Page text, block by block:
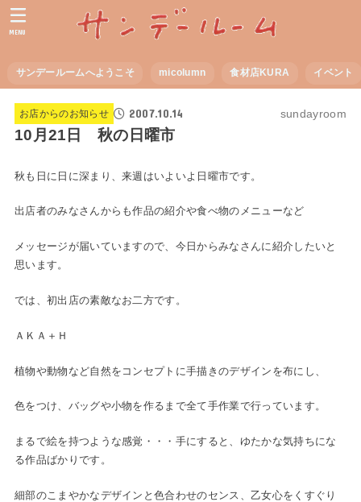
サンデールームへようこそ micolumn 食材店KURA イベント
MENU
お店からのお知らせ 2007.10.14 sundayroom
10月21日 秋の日曜市
秋も日に日に深まり、来週はいよいよ日曜市です。
出店者のみなさんからも作品の紹介や食べ物のメニューなど
メッセージが届いていますので、今日からみなさんに紹介したいと
思います。
では、初出店の素敵なお二方です。
ＡＫＡ＋Ｈ
植物や動物など自然をコンセプトに手描きのデザインを布にし、
色をつけ、バッグや小物を作るまで全て手作業で行っています。
まるで絵を持つような感覚・・・手にすると、ゆたかな気持ちにな
る作品ばかりです。
細部のこまやかなデザインと色合わせのセンス、乙女心をくすぐり